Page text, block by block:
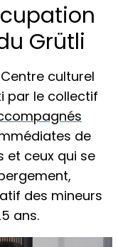
Grütli
Centre culturel
par le collectif
de
ceux qui se
des mineurs
ans.